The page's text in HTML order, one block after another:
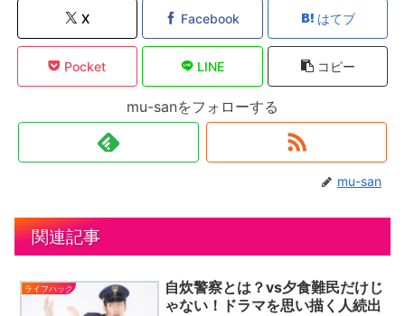
X Facebook はてブ
Pocket LINE コピー
mu-sanをフォローする
mu-san
関連記事
ライフハック
自炊警察とは？vs夕食難民だけじ
ゃない！ドラマを思い描く人続出